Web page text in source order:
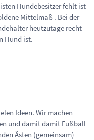
Hundebesitzer fehlt ist
Mittelmaß . Bei der
heutzutage recht
Hund ist.
Ideen. Wir machen
und damit damit Fußball
Ästen (gemeinsam)